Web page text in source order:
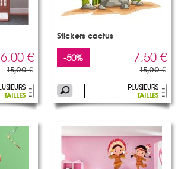
6,00 €
15,00 €
Stickers cactus
-50% 7,50 €
15,00 €